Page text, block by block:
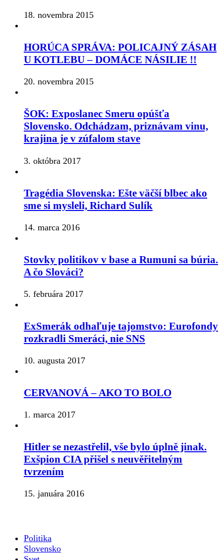
18. novembra 2015
HORÚCA SPRÁVA: POLICAJNÝ ZÁSAH
U KOTLEBU – DOMÁCE NÁSILIE !!
20. novembra 2015
ŠOK: Exposlanec Smeru opúšťa
Slovensko. Odchádzam, priznávam vinu,
krajina je v zúfalom stave
3. októbra 2017
Tragédia Slovenska: Ešte väčší blbec ako
sme si mysleli, Richard Sulík
14. marca 2016
Stovky politikov v base a Rumuni sa búria.
A čo Slováci?
5. februára 2017
ExSmerák odhaľuje tajomstvo: Eurofondy
rozkradli Smeráci, nie SNS
10. augusta 2017
CERVANOVÁ – AKO TO BOLO
1. marca 2017
Hitler se nezastřelil, vše bylo úplně jinak.
Exšpion CIA přišel s neuvěřitelným
tvrzením
15. januára 2016
Politika
Slovensko